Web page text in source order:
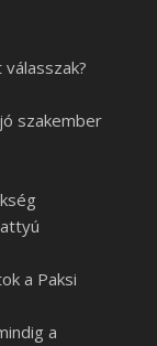
szakember
a Paksi
a